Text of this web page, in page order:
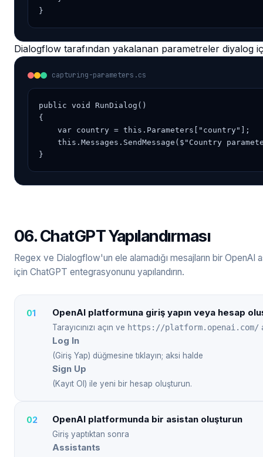
}
Dialogflow tarafından yakalanan parametreler diyalog
capturing-parameters.cs
public void RunDialog()
{
    var country = this.Parameters["country"];
this.Messages.SendMessage($"Country
}
06. ChatGPT Yapılandırması
Regex ve Dialogflow'un ele alamadığı mesajların bir OpenAI
için ChatGPT entegrasyonunu yapılandırın.
OpenAI platformuna giriş yapın veya hesap
Tarayıcınızı açın ve https://platform.openai.com/
Log In
(Giriş Yap) düğmesine tıklayın; aksi halde
Sign Up
(Kayıt Ol) ile yeni bir hesap oluşturun.
OpenAI platformunda bir asistan oluşturun
Giriş yaptıktan sonra
Assistants